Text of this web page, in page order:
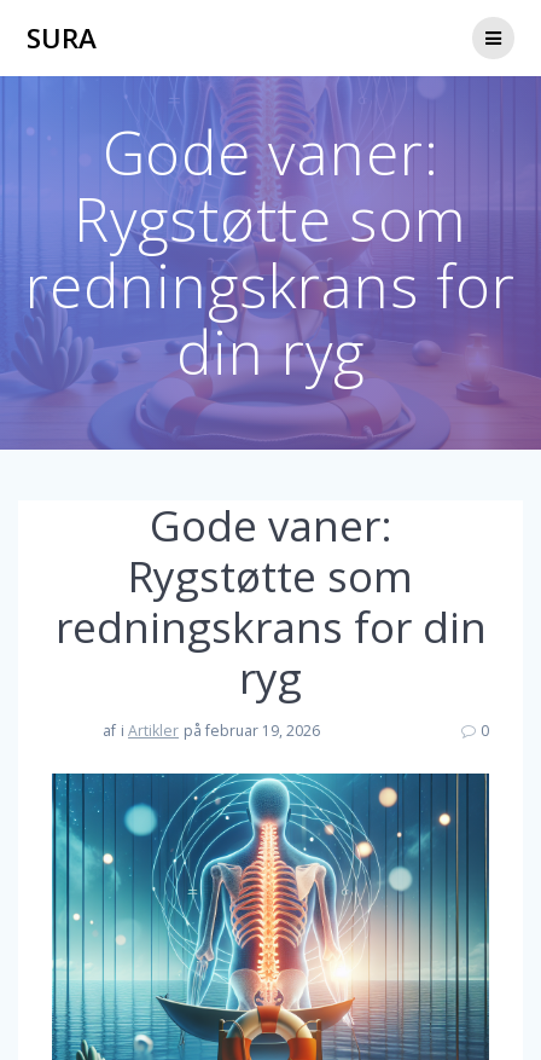
SURA
Gode vaner:
Rygstøtte som
redningskrans for
din ryg
Gode vaner:
Rygstøtte som
redningskrans for din
ryg
af i Artikler på februar 19, 2026 0